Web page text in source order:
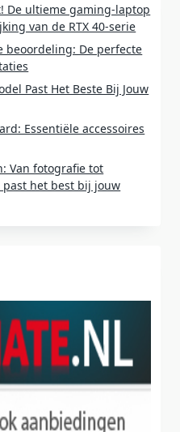
De ultieme gaming-laptop
van de RTX 40-serie
beoordeling: De perfecte
Past Het Beste Bij Jouw
Essentiële accessoires
Van fotografie tot
het best bij jouw